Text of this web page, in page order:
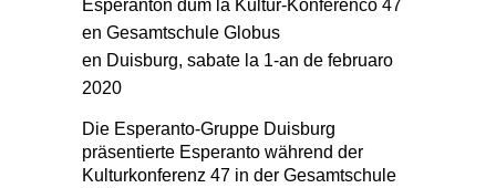
Esperanton dum la Kultur-Konferenco 47
en Gesamtschule Globus
en Duisburg, sabate la 1-an de februaro
2020
Die Esperanto-Gruppe Duisburg
präsentierte Esperanto während der
Kulturkonferenz 47 in der Gesamtschule